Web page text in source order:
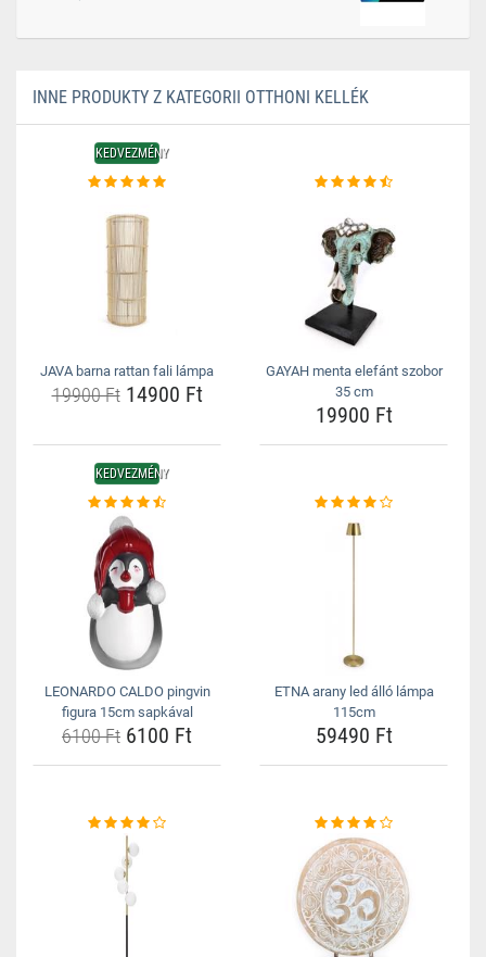
INNE PRODUKTY Z KATEGORII OTTHONI KELLÉK
KEDVEZMÉNY
JAVA barna rattan fali lámpa
19900 Ft14900 Ft
GAYAH menta elefánt szobor
35 cm
19900 Ft
KEDVEZMÉNY
LEONARDO CALDO pingvin
figura 15cm sapkával
6100 Ft 6100 Ft
ETNA arany led álló lámpa
115cm
59490 Ft